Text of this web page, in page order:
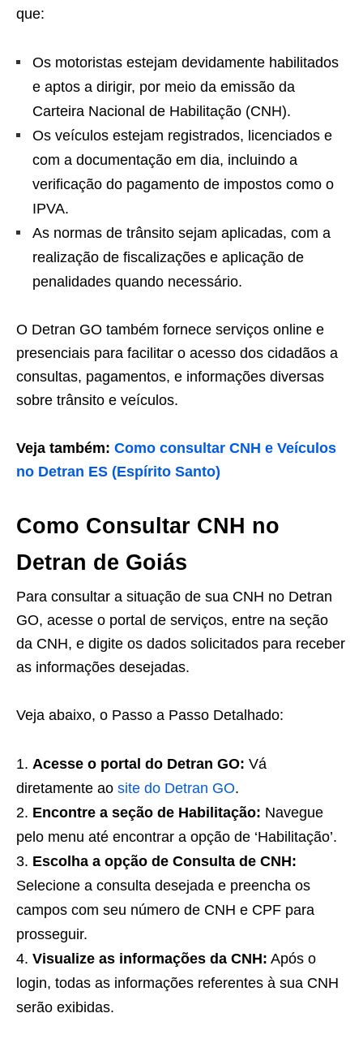
que:
Os motoristas estejam devidamente habilitados
e aptos a dirigir, por meio da emissão da
Carteira Nacional de Habilitação (CNH).
Os veículos estejam registrados, licenciados e
com a documentação em dia, incluindo a
verificação do pagamento de impostos como o
IPVA.
As normas de trânsito sejam aplicadas, com a
realização de fiscalizações e aplicação de
penalidades quando necessário.
O Detran GO também fornece serviços online e
presenciais para facilitar o acesso dos cidadãos a
consultas, pagamentos, e informações diversas
sobre trânsito e veículos.
Veja também: Como consultar CNH e Veículos
no Detran ES (Espírito Santo)
Como Consultar CNH no
Detran de Goiás
Para consultar a situação de sua CNH no Detran
GO, acesse o portal de serviços, entre na seção
da CNH, e digite os dados solicitados para receber
as informações desejadas.
Veja abaixo, o Passo a Passo Detalhado:
Acesse o portal do Detran GO: Vá
diretamente ao site do Detran GO.
Encontre a seção de Habilitação: Navegue
pelo menu até encontrar a opção de ‘Habilitação’.
Escolha a opção de Consulta de CNH:
Selecione a consulta desejada e preencha os
campos com seu número de CNH e CPF para
prosseguir.
Visualize as informações da CNH: Após o
login, todas as informações referentes à sua CNH
serão exibidas.